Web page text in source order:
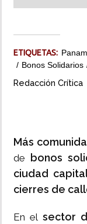
ETIQUETAS:
Bonos Solidarios
Redacción Crítica
Más
de bonos
ciudad
cierres de
En el sector